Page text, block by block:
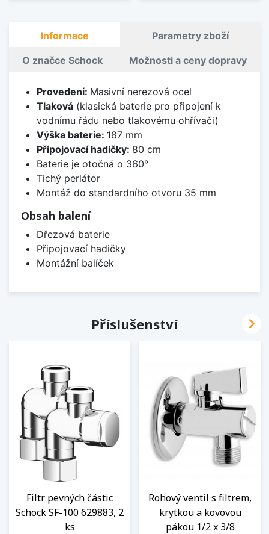
Informace Parametry zboží
O značce Schock Možnosti a ceny dopravy
Provedení: Masivní nerezová ocel
Tlaková(klasická baterie pro připojení k
vodnímu řádu nebo tlakovému ohřívači)
Výška baterie: 187 mm
Připojovací hadičky: 80 cm
Baterie je otočná o 360°
Tichý perlátor
Montáž do standardního otvoru 35 mm
Obsah balení
Dřezová baterie
Připojovací hadičky
Montážní balíček
Příslušenství
Filtr pevných částic
Schock SF-100 629883, 2
ks
Rohový ventil s filtrem,
krytkou a kovovou
pákou 1/2 x 3/8
